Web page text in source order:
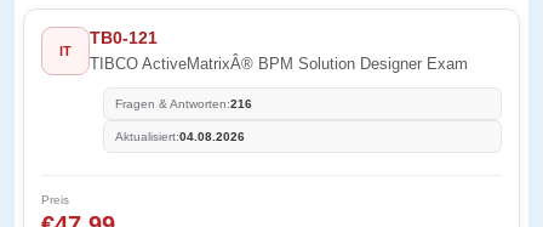
IT
TB0-121
TIBCO ActiveMatrixÂ® BPM Solution Designer Exam
Fragen & Antworten:216
Aktualisiert:04.08.2026
Preis